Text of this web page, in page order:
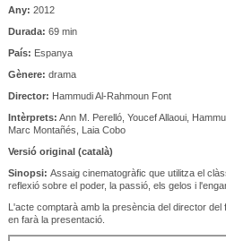
Any: 2012
Durada: 69 min
País: Espanya
Gènere: drama
Director: Hammudi Al-Rahmoun Font
Intèrprets: Ann M. Perelló, Youcef Allaoui,
Marc Montañés, Laia Cobo
Versió original (català)
Sinopsi: Assaig cinematogràfic que utilitza el
reflexió sobre el poder, la passió, els gelos i
L'acte comptarà amb la presència del director del
en farà la presentació.